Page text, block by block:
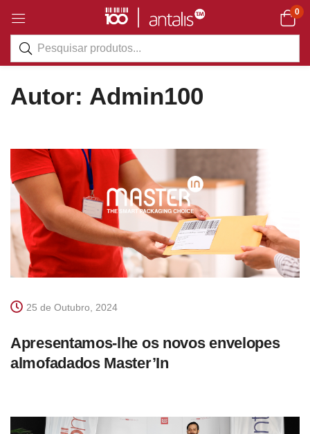
0
Autor: Admin100
25 de Outubro, 2024
Apresentamos-lhe os novos envelopes
almofadados Master’In